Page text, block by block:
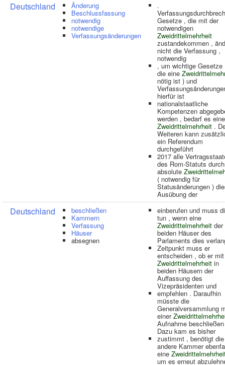
Deutschland Änderung
Beschlussfassung
notwendig
notwendige
Verfassungsänderungen
.
Gesetze , die mit der
notwendigen
Zweidrittelmehrheit
zustandekommen ,
nicht die Verfassung ,
notwendig
, um wichtige Gesetze
die eine
nötig ist ) und
hierfür ist
nationalstaatliche
Kompetenzen
werden , bedarf es
Zweidrittelmehrheit .
Weiteren kann
ein Referendum
durchgeführt
2017 alle
des Rom-Statuts
absolute
( notwendig für
Statusänderungen )
Ausübung der
Deutschland beschließen
Kammern
Verfassung
Häuser
absegnen
einberufen und muss
tun , wenn eine
Zweidrittelmehrheit der
beiden Häuser des
Parlaments dies
Zeitpunkt muss er
entscheiden , ob er mit
Zweidrittelmehrheit in
beiden Häusern der
Auffassung des
Vizepräsidenten und
empfehlen . Daraufhin
müsste die
Generalversammlung
einer
Aufnahme
Dazu kam es bisher
zustimmt , benötigt die
andere Kammer
eine
um es erneut